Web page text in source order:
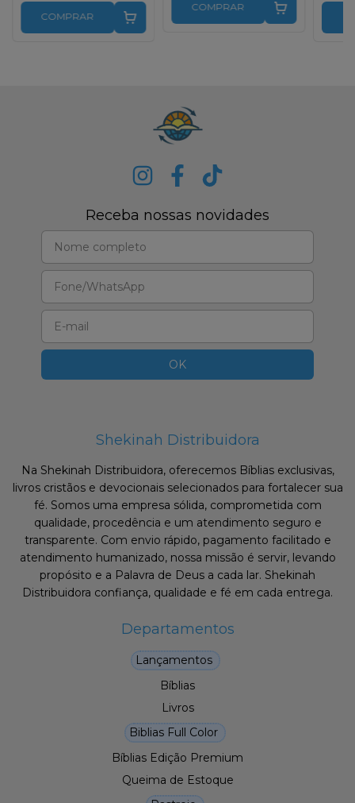
COMPRAR
COMPRAR
Receba nossas novidades
Shekinah Distribuidora
Na Shekinah Distribuidora, oferecemos Bíblias exclusivas,
livros cristãos e devocionais selecionados para fortalecer sua
fé. Somos uma empresa sólida, comprometida com
qualidade, procedência e um atendimento seguro e
transparente. Com envio rápido, pagamento facilitado e
atendimento humanizado, nossa missão é servir, levando
propósito e a Palavra de Deus a cada lar. Shekinah
Distribuidora confiança, qualidade e fé em cada entrega.
Departamentos
Lançamentos
Bíblias
Livros
Biblias Full Color
Bíblias Edição Premium
Queima de Estoque